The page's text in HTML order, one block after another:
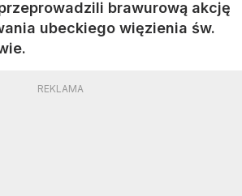
brawurową akcję
ubeckiego więzienia św.